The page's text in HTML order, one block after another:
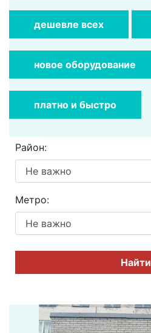
дешевле всех
новое оборудование
платно и быстро
Район:
Метро:
Найти